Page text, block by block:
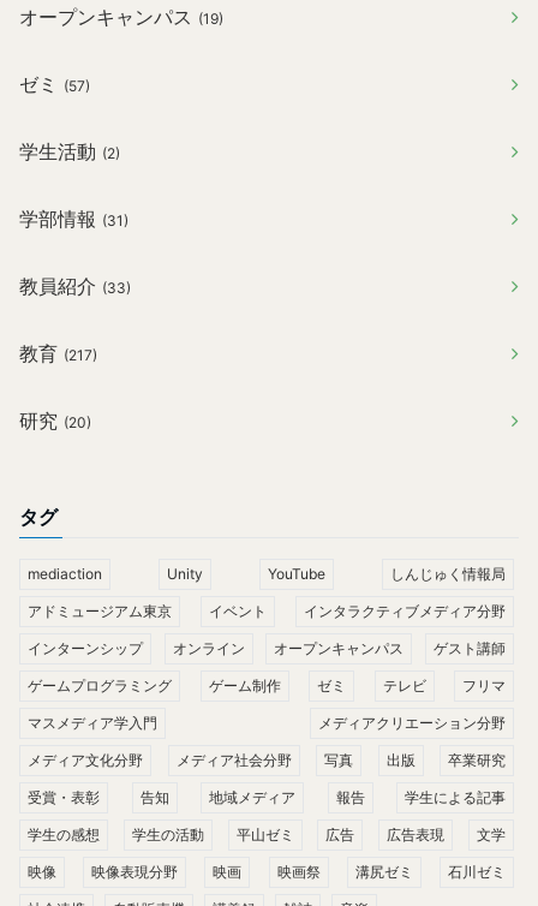
オープンキャンパス (19)
ゼミ (57)
学生活動 (2)
学部情報 (31)
教員紹介 (33)
教育 (217)
研究 (20)
タグ
mediaction Unity YouTube しんじゅく情報局
アドミュージアム東京 イベント インタラクティブメディア分野
インターンシップ オンライン オープンキャンパス ゲスト講師
ゲームプログラミング ゲーム制作 ゼミ テレビ フリマ
マスメディア学入門 メディアクリエーション分野
メディア文化分野 メディア社会分野 写真 出版 卒業研究
受賞・表彰 告知 地域メディア 報告 学生による記事
学生の感想 学生の活動 平山ゼミ 広告 広告表現 文学
映像 映像表現分野 映画 映画祭 溝尻ゼミ 石川ゼミ